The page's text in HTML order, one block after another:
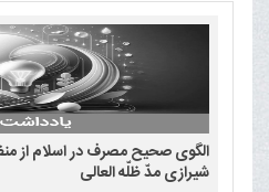
الگوی صحیح مصرف در اسلام از
شیرازی مدّ ظلّه العالی